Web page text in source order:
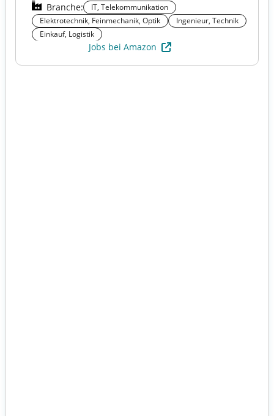
Technologie & Innovation (Alexa , Fire TV, Kindle,
Echo, Künstliche Intelligenz, Robotik,
Drohnenzustellung)
Branche:
IT, Telekommunikation
Elektrotechnik, Feinmechanik, Optik
Ingenieur, Technik
Einkauf, Logistik
Jobs bei Amazon